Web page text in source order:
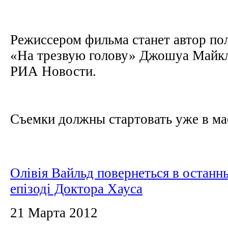
Режиссером фильма станет автор
«На трезвую голову» Джошуа
РИА Новости.
Съемки должны стартовать уже в
Олівія Вайльд повернеться в
епізоді Доктора Хауса
21 Марта 2012